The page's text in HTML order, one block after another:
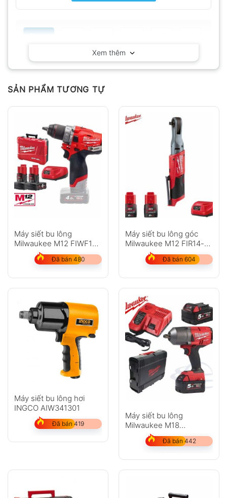
Có ảnh
Chưa có đánh giá nào.
Hỏi đáp
Xem thêm
SẢN PHẨM TƯƠNG TỰ
Máy siết bu lông
Milwaukee M12 FIWF12-
Đã bán 480
Máy siết bu lông góc
Milwaukee M12 FIR14-
Đã bán 604
Máy siết bu lông hơi
INGCO AIW341301
Đã bán 419
Máy siết bu lông
Milwaukee M18
FHIWF12-502X SET
(2pin x 5.0Ah, 1 sạc)
Đã bán 442